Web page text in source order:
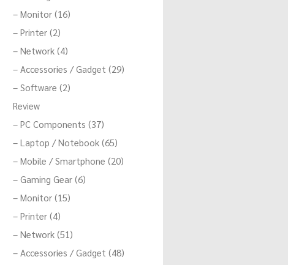
– Monitor (16)
– Printer (2)
– Network (4)
– Accessories / Gadget (29)
– Software (2)
Review
– PC Components (37)
– Laptop / Notebook (65)
– Mobile / Smartphone (20)
– Gaming Gear (6)
– Monitor (15)
– Printer (4)
– Network (51)
– Accessories / Gadget (48)